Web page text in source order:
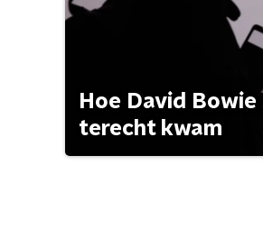
Hoe David
terecht kwam